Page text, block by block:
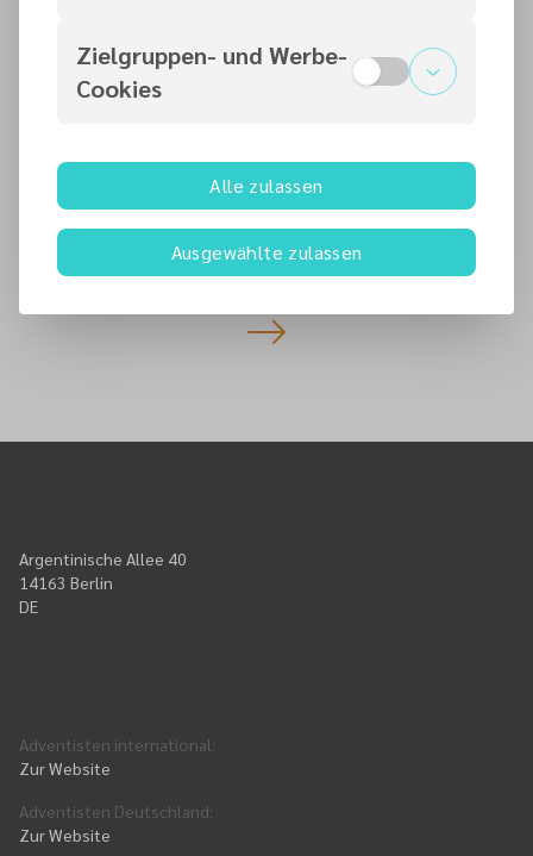
Argentinische Allee 40
14163 Berlin
DE
Adventisten international:
Zur Website
Adventisten Deutschland:
Zur Website
Zielgruppen- und Werbe-
Cookies
Alle zulassen
Ausgewählte zulassen